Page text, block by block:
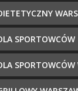
SPORTOWCÓW
SPORTOWCÓW